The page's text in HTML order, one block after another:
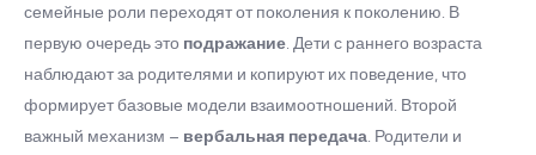
семейные роли переходят от поколения к поколению. В
первую очередь это подражание. Дети с раннего возраста
наблюдают за родителями и копируют их поведение, что
формирует базовые модели взаимоотношений. Второй
важный механизм – вербальная передача. Родители и